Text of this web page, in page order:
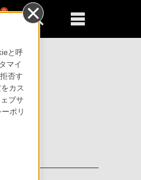
0
と呼
マイ
否す
カス
ブサ
ポリ